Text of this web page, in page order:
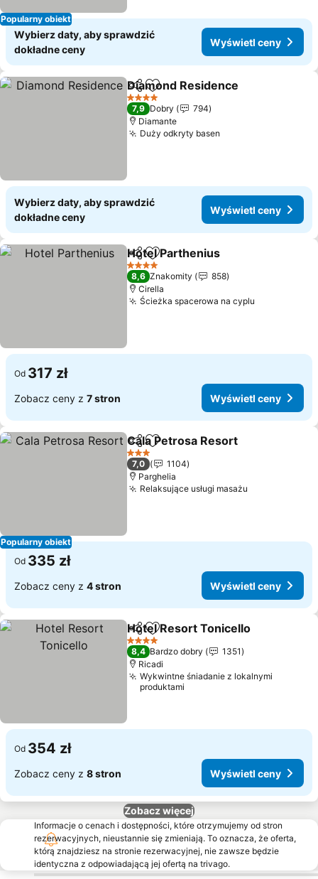
Popularny obiekt
Wybierz daty, aby sprawdzić
dokładne ceny
Wyświetl ceny
UdostępnijDodaj do ulubionych
Diamond Residence
4 Kategoria
7,9 Dobry
794
Diamante
Duży odkryty basen
Wybierz daty, aby sprawdzić
dokładne ceny
Wyświetl ceny
Udostępnij
Dodaj do ulubionych
Hotel Parthenius
4 Kategoria
8,6 Znakomity
858
Cirella
Ścieżka spacerowa na cyplu
Od 317 zł
Zobacz ceny z 7 stron Wyświetl ceny
Popularny obiekt
Udostępnij
Dodaj do ulubionych
Cala Petrosa Resort
3 Kategoria
7,0
1104
Parghelia
Relaksujące usługi masażu
Od 335 zł
Zobacz ceny z 4 stron Wyświetl ceny
Udostępnij
Dodaj do ulubionych
Hotel Resort Tonicello
4 Kategoria
8,4 Bardzo dobry
1351
Ricadi
Wykwintne śniadanie z lokalnymi
produktami
Od 354 zł
Zobacz ceny z 8 stron Wyświetl ceny
Zobacz więcej
Informacje o cenach i dostępności, które otrzymujemy od stron
rezerwacyjnych, nieustannie się zmieniają. To oznacza, że oferta,
którą znajdziesz na stronie rezerwacyjnej, nie zawsze będzie
identyczna z odpowiadającą jej ofertą na trivago.